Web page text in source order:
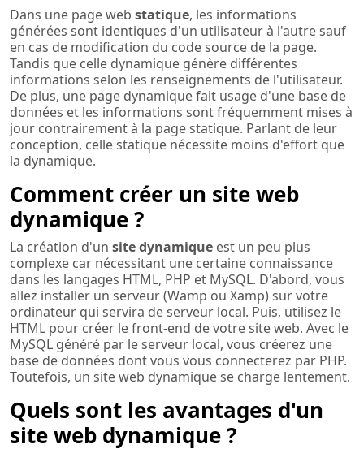
Dans une page web statique, les informations
générées sont identiques d'un utilisateur à l'autre sauf
en cas de modification du code source de la page.
Tandis que celle dynamique génère différentes
informations selon les renseignements de l'utilisateur.
De plus, une page dynamique fait usage d'une base de
données et les informations sont fréquemment mises à
jour contrairement à la page statique. Parlant de leur
conception, celle statique nécessite moins d'effort que
la dynamique.
Comment créer un site web
dynamique ?
La création d'un site dynamique est un peu plus
complexe car nécessitant une certaine connaissance
dans les langages HTML, PHP et MySQL. D'abord, vous
allez installer un serveur (Wamp ou Xamp) sur votre
ordinateur qui servira de serveur local. Puis, utilisez le
HTML pour créer le front-end de votre site web. Avec le
MySQL généré par le serveur local, vous créerez une
base de données dont vous vous connecterez par PHP.
Toutefois, un site web dynamique se charge lentement.
Quels sont les avantages d'un
site web dynamique ?